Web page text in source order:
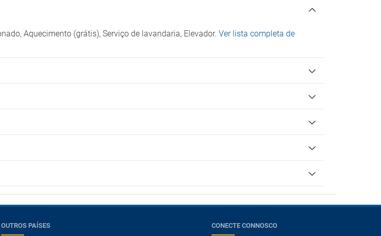
Aquecimento (grátis), Serviço de lavandaria, Elevador. Ver lista completa de
OUTROS PAÍSES CONECTE CONNOSCO